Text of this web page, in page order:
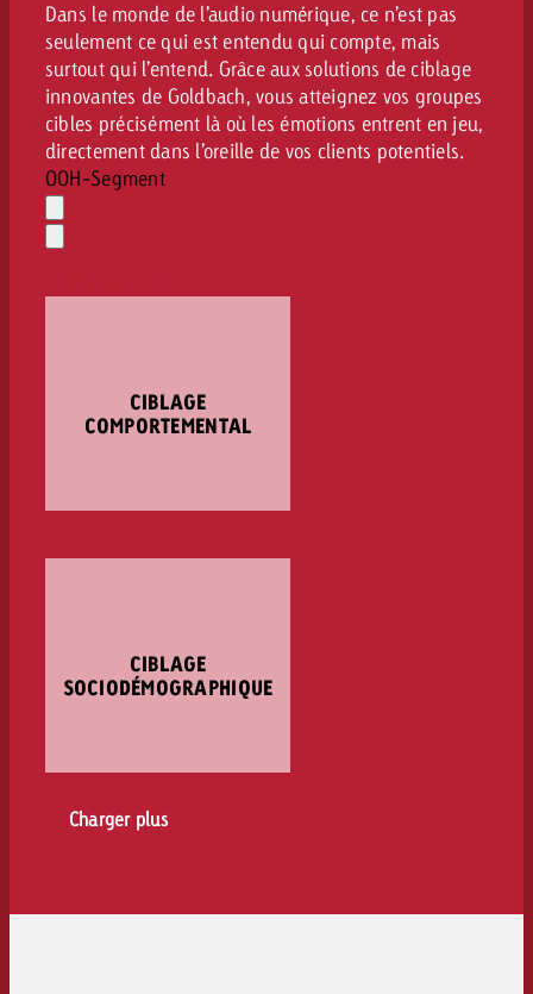
Dans le monde de l’audio numérique, ce n’est pas
seulement ce qui est entendu qui compte, mais
surtout qui l’entend. Grâce aux solutions de ciblage
innovantes de Goldbach, vous atteignez vos groupes
cibles précisément là où les émotions entrent en jeu,
directement dans l’oreille de vos clients potentiels.
OOH-Segment
Effacer
la
Ouvrir
CIBLAGE
COMPORTEMENTAL
CIBLAGE
SOCIODÉMOGRAPHIQUE
Charger plus